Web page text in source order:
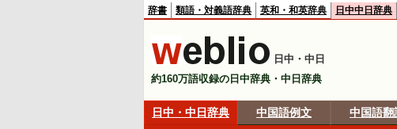
辞書 類語・対義語辞典 英和・和英辞典 日中中日辞典
日中・中日
約160万語収録の日中辞典・中日辞典
日中・中日辞典 中国語例文 中国語翻